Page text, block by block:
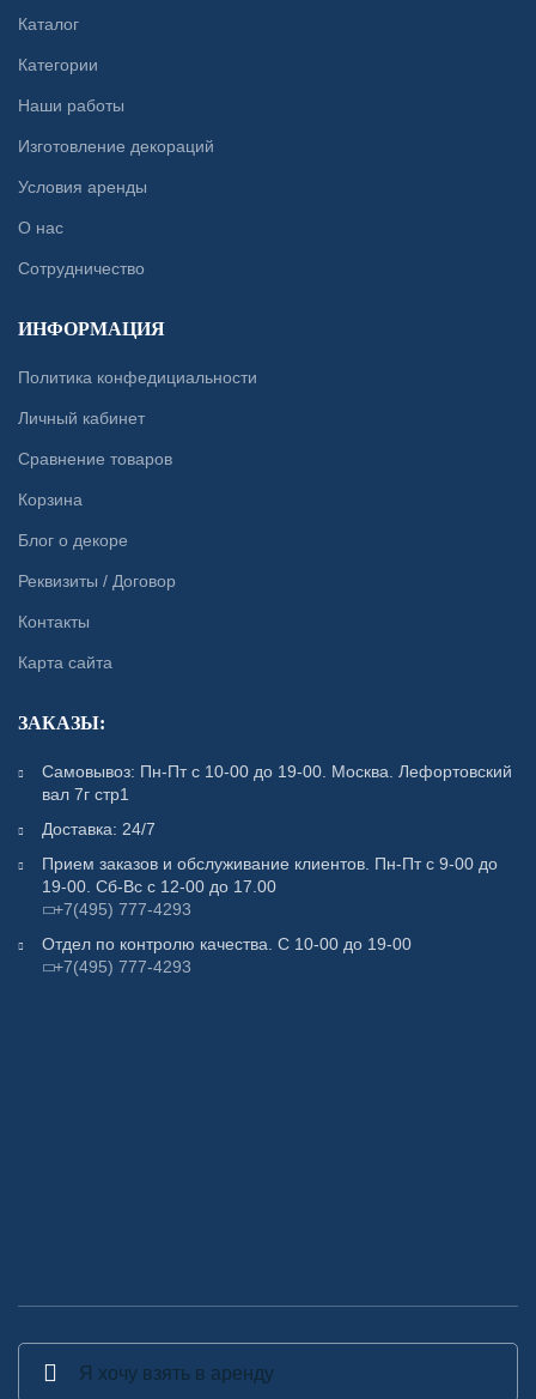
Каталог
Категории
Наши работы
Изготовление декораций
Условия аренды
О нас
Сотрудничество
ИНФОРМАЦИЯ
Политика конфедициальности
Личный кабинет
Сравнение товаров
Корзина
Блог о декоре
Реквизиты / Договор
Контакты
Карта сайта
ЗАКАЗЫ:
Самовывоз: Пн-Пт с 10-00 до 19-00. Москва. Лефортовский
вал 7г стр1
Доставка: 24/7
Прием заказов и обслуживание клиентов. Пн-Пт с 9-00 до
19-00. Сб-Вс с 12-00 до 17.00
+7(495) 777-4293
Отдел по контролю качества. С 10-00 до 19-00
+7(495) 777-4293